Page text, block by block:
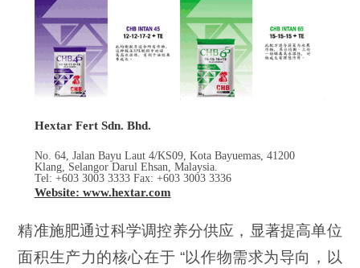
Hextar Fert Sdn. Bhd.
No. 64, Jalan Bayu Laut 4/KS09, Kota Bayuemas, 41200
Klang, Selangor Darul Ehsan, Malaysia.
Tel: +603 3003 3333 Fax: +603 3003 3336
Website: www.hextar.com
精准施肥通过科学调控养分供应，显著提高单位
面积生产力的核心在于 “以作物需求为导向，以